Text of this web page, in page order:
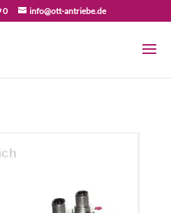
0 info@ott-antriebe.de